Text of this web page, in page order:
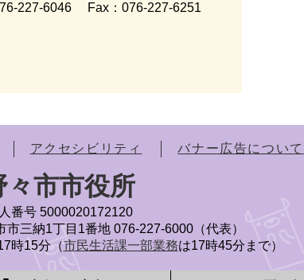
227-6046 Fax：076-227-6251
アクセシビリティ バナー広告について
々市市役所
番号 5000020172120
市三納1丁目1番地 076-227-6000（代表）
時15分（市民生活課一部業務は17時45分まで）